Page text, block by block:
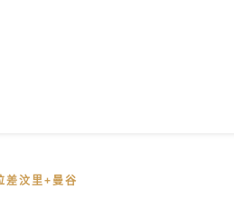
差汶里+曼谷